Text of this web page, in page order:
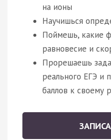
на ионы
Научишься
Поймешь, какие
равновесие и
Прорешаешь
реального ЕГЭ и
баллов к своему